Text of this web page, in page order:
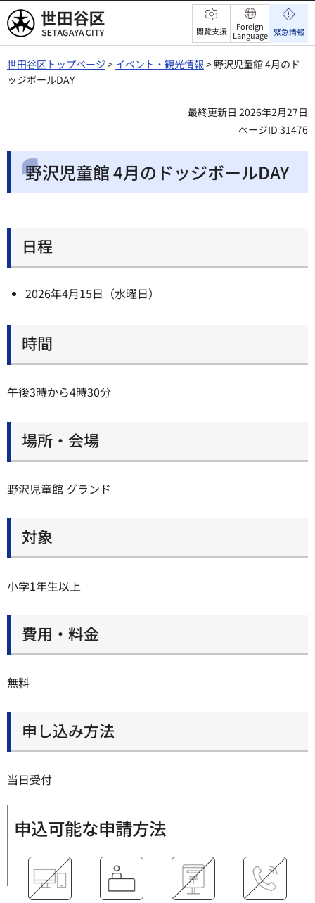
世田谷区 閲覧支援
Foreign
Language 緊急情報
世田谷区トップページ > イベント・観光情報 > 野沢児童館 4月のド
ッジボールDAY
最終更新日 2026年2月27日
ページID 31476
野沢児童館 4月のドッジボールDAY
日程
2026年4月15日（水曜日）
時間
午後3時から4時30分
場所・会場
野沢児童館 グランド
対象
小学1年生以上
費用・料金
無料
申し込み方法
当日受付
申込可能な申請方法